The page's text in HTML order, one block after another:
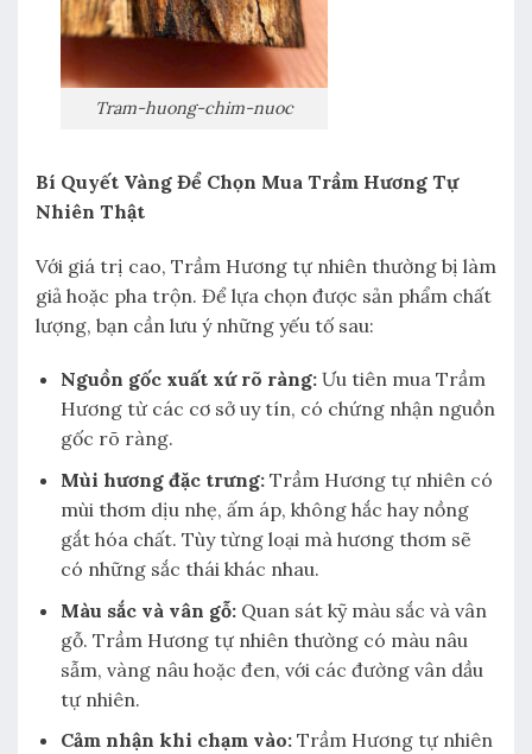
Tram-huong-chim-nuoc
Bí Quyết Vàng Để Chọn Mua Trầm Hương Tự
Nhiên Thật
Với giá trị cao, Trầm Hương tự nhiên thường bị làm
giả hoặc pha trộn. Để lựa chọn được sản phẩm chất
lượng, bạn cần lưu ý những yếu tố sau:
Nguồn gốc xuất xứ rõ ràng:Ưu tiên mua Trầm
Hương từ các cơ sở uy tín, có chứng nhận nguồn
gốc rõ ràng.
Mùi hương đặc trưng:Trầm Hương tự nhiên có
mùi thơm dịu nhẹ, ấm áp, không hắc hay nồng
gắt hóa chất. Tùy từng loại mà hương thơm sẽ
có những sắc thái khác nhau.
Màu sắc và vân gỗ:Quan sát kỹ màu sắc và vân
gỗ. Trầm Hương tự nhiên thường có màu nâu
sẫm, vàng nâu hoặc đen, với các đường vân dầu
tự nhiên.
Cảm nhận khi chạm vào:Trầm Hương tự nhiên